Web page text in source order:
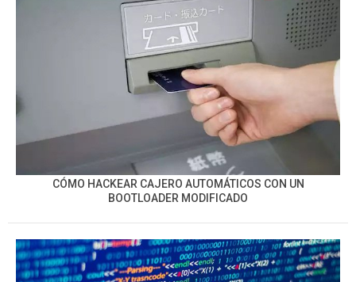
CÓMO HACKEAR CAJERO AUTOMÁTICOS CON UN
BOOTLOADER MODIFICADO